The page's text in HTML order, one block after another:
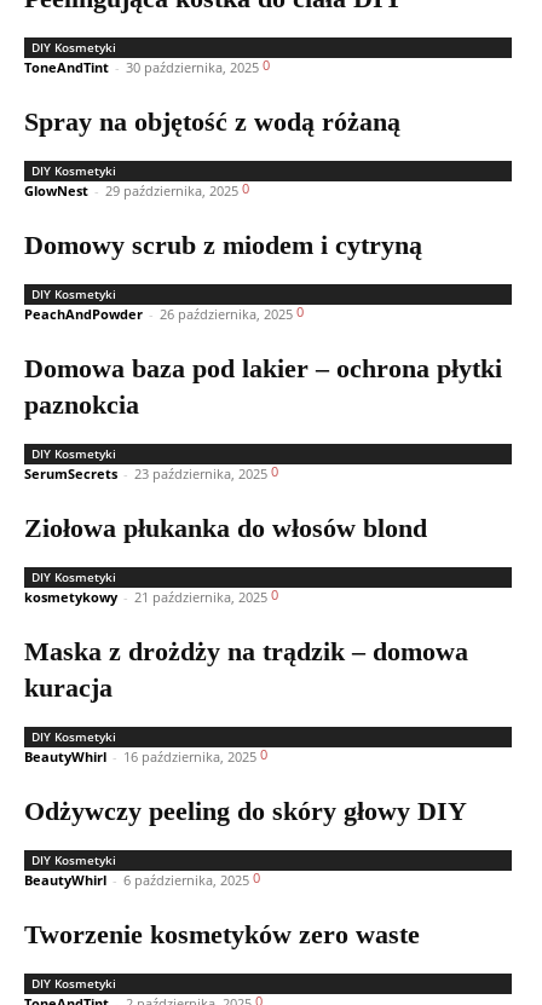
DIY Kosmetyki
ToneAndTint - 30 października, 2025 0
Spray na objętość z wodą różaną
DIY Kosmetyki
GlowNest - 29 października, 2025 0
Domowy scrub z miodem i cytryną
DIY Kosmetyki
PeachAndPowder - 26 października, 2025 0
Domowa baza pod lakier – ochrona płytki
paznokcia
DIY Kosmetyki
SerumSecrets - 23 października, 2025 0
Ziołowa płukanka do włosów blond
DIY Kosmetyki
kosmetykowy - 21 października, 2025 0
Maska z drożdży na trądzik – domowa
kuracja
DIY Kosmetyki
BeautyWhirl - 16 października, 2025 0
Odżywczy peeling do skóry głowy DIY
DIY Kosmetyki
BeautyWhirl - 6 października, 2025 0
Tworzenie kosmetyków zero waste
DIY Kosmetyki
0